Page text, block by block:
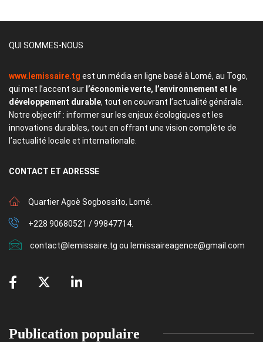
QUI SOMMES-NOUS
www.lemissaire.tg est un média en ligne basé à Lomé, au Togo,
qui met l’accent sur l’économie verte, l’environnement et le
développement durable, tout en couvrant l’actualité générale.
Notre objectif : informer sur les enjeux écologiques et les
innovations durables, tout en offrant une vision complète de
l’actualité locale et internationale.
CONTACT ET ADRESSE
Quartier Agoè Sogbossito, Lomé.
+228 90680521 / 99847714.
contact@lemissaire.tg ou lemissaireagence@gmail.com
Publication populaire